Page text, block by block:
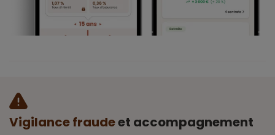
Vigilance fraudeet accompagnement